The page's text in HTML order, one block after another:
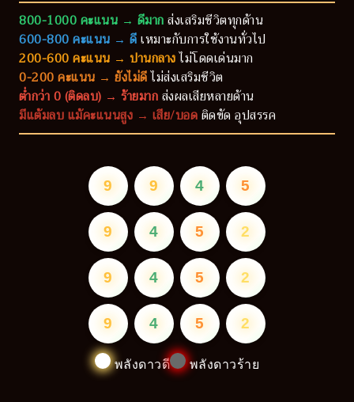
800-1000 คะแนน → ดีมากส่งเสริมชีวิตทุกด้าน
600-800 คะแนน → ดีเหมาะกับการใช้งานทั่วไป
200-600 คะแนน → ปานกลางไม่โดดเด่นมาก
0-200 คะแนน → ยังไม่ดีไม่ส่งเสริมชีวิต
ต่ำกว่า 0 (ติดลบ) → ร้ายมากส่งผลเสียหลายด้าน
มีแต้มลบ แม้คะแนนสูง → เสีย/บอดติดขัด อุปสรรค
9 9 4 5
9 4 5 2
9 4 5 2
9 4 5 2
พลังดาวดี พลังดาวร้าย